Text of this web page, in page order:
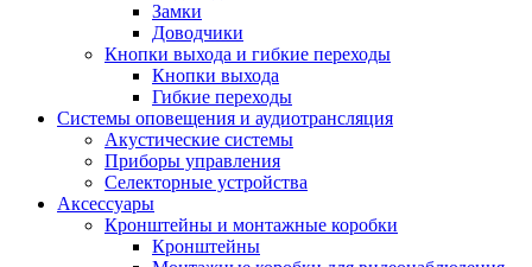
Замки
Доводчики
Кнопки выхода и гибкие переходы
Кнопки выхода
Гибкие переходы
Системы оповещения и аудиотрансляция
Акустические системы
Приборы управления
Селекторные устройства
Аксессуары
Кронштейны и монтажные коробки
Кронштейны